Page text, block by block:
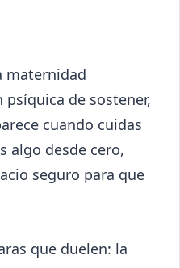
maternidad
de sostener,
cuando cuidas
algo desde cero,
seguro para que
que duelen: la